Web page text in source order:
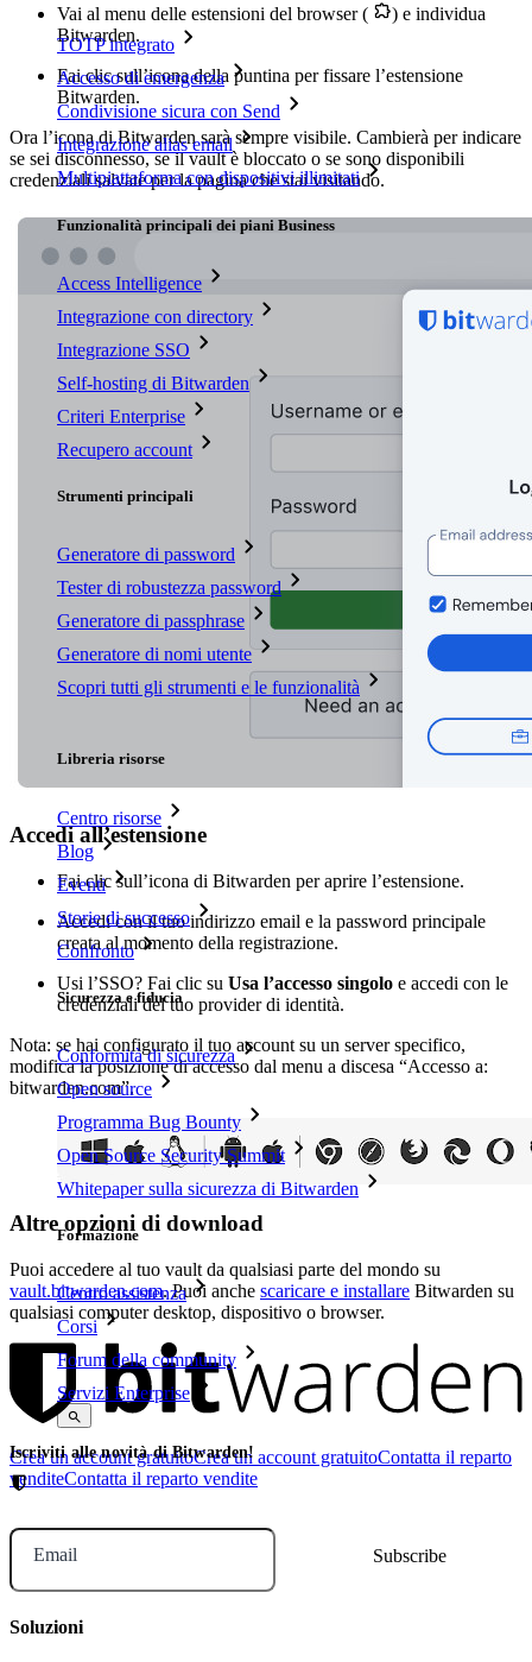
TOTP integrato
Accesso di emergenza
Condivisione sicura con Send
Integrazione alias email
Multipiattaforma con dispositivi illimitati
Funzionalità principali dei piani Business
Access Intelligence
Integrazione con directory
Integrazione SSO
Self-hosting di Bitwarden
Criteri Enterprise
Recupero account
Strumenti principali
Generatore di password
Tester di robustezza password
Generatore di passphrase
Generatore di nomi utente
Scopri tutti gli strumenti e le funzionalità
Libreria risorse
Centro risorse
Blog
Eventi
Storie di successo
Confronto
Sicurezza e fiducia
Conformità di sicurezza
Open source
Programma Bug Bounty
Open Source Security Summit
Whitepaper sulla sicurezza di Bitwarden
Formazione
Centro assistenza
Corsi
Forum della community
Servizi Enterprise
Crea un account gratuitoCrea un account gratuitoContatta il reparto
venditeContatta il reparto vendite
Vai al menu delle estensioni del browser ( ) e individua
Bitwarden.
Fai clic sull’icona della puntina per fissare l’estensione
Bitwarden.
Ora l’icona di Bitwarden sarà sempre visibile. Cambierà per indicare
se sei disconnesso, se il vault è bloccato o se sono disponibili
credenziali salvate per la pagina che stai visitando.
Accedi all’estensione
Fai clic sull’icona di Bitwarden per aprire l’estensione.
Accedi con il tuo indirizzo email e la password principale
creata al momento della registrazione.
Usi l’SSO? Fai clic su Usa l’accesso singolo e accedi con le
credenziali del tuo provider di identità.
Nota: se hai configurato il tuo account su un server specifico,
modifica la posizione di accesso dal menu a discesa “Accesso a:
bitwarden.com”.
Altre opzioni di download
Puoi accedere al tuo vault da qualsiasi parte del mondo su
vault.bitwarden.com. Puoi anche scaricare e installare Bitwarden su
qualsiasi computer desktop, dispositivo o browser.
Iscriviti alle novità di Bitwarden!
Email
Soluzioni